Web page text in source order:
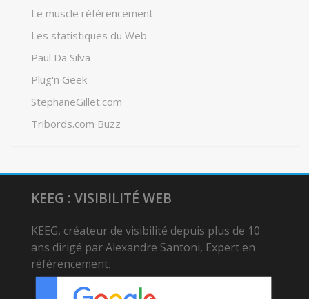
Le muscle référencement
Les statistiques du Web
Paul Da Silva
Plug'n Geek
StephaneGillet.com
Tribords.com Buzz
KEEG : VISIBILITÉ WEB
KEEG, créateur de visibilité depuis plus de 10
ans dirigé par Alexandre Santoni, Expert en
référencement.